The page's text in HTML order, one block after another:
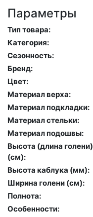
Параметры
Тип товара:
Категория:
Сезонность:
Бренд:
Цвет:
Материал верха:
Материал подкладки:
Материал стельки:
Материал подошвы:
Высота (длина голени)
(cм):
Высота каблука (мм):
Ширина голени (см):
Полнота:
Особенности: